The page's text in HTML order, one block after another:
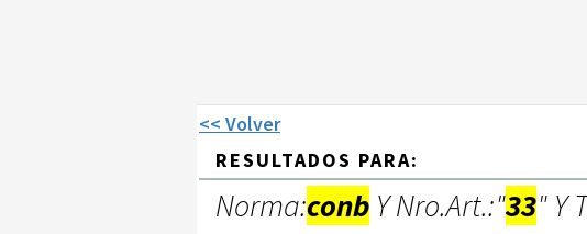
<< Volver
RESULTADOS PARA:
Norma:conb Y Nro.Art.:"33" Y